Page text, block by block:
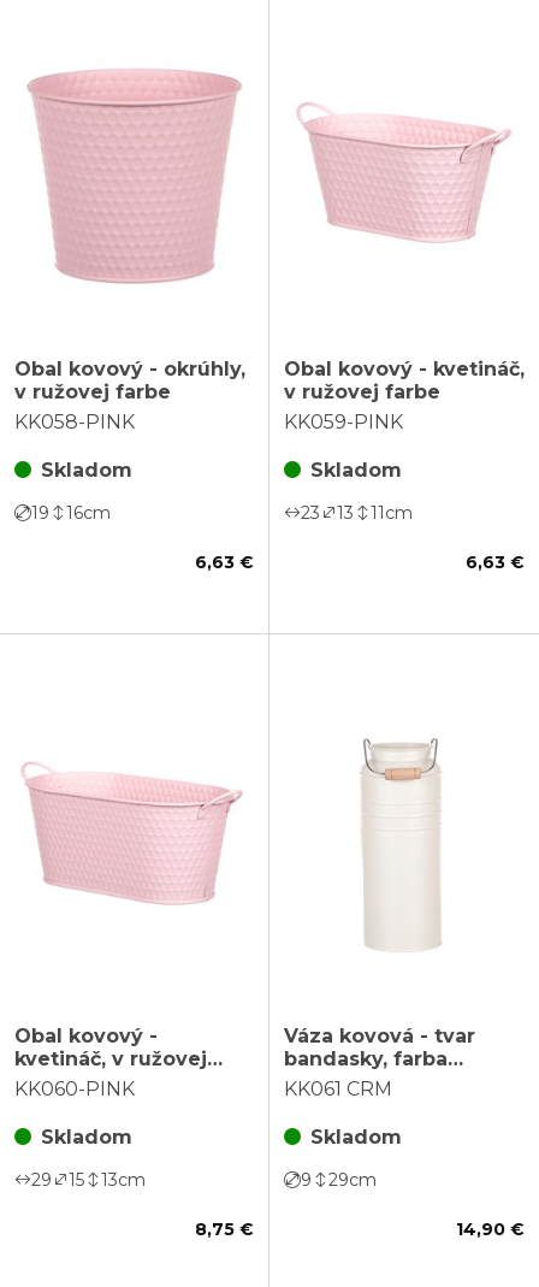
Obal kovový - okrúhly,
v ružovej farbe
KK058-PINK
Skladom
19 16cm
6,63 €
Obal kovový - kvetináč,
v ružovej farbe
KK059-PINK
Skladom
23 13 11cm
6,63 €
Obal kovový -
kvetináč, v ružovej
farbe
KK060-PINK
Skladom
29 15 13cm
8,75 €
Váza kovová - tvar
bandasky, farba
krémová
KK061 CRM
Skladom
9 29cm
14,90 €